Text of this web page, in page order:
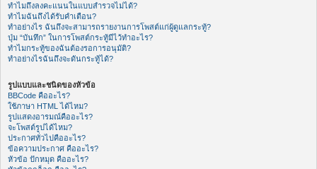
ทำไมถึงลงคะแนนในแบบสำรวจไม่ได้?
ทำไมฉันถึงได้รับคำเตือน?
ทำอย่างไร ฉันถึงจะสามารถรายงานการโพสต์แก่ผู้ดูแลกระทู้?
ปุ่ม “บันทึก” ในการโพสต์กระทู้มีไว้ทำอะไร?
ทำไมกระทู้ของฉันต้องรอการอนุมัติ?
ทำอย่างไรฉันถึงจะดันกระทู้ได้?
รูปแบบและชนิดของหัวข้อ
BBCode คืออะไร?
ใช้ภาษา HTML ได้ไหม?
รูปแสดงอารมณ์คืออะไร?
จะโพสต์รูปได้ไหม?
ประกาศทั่วไปคืออะไร?
ข้อความประกาศ คืออะไร?
หัวข้อ ปักหมุด คืออะไร?